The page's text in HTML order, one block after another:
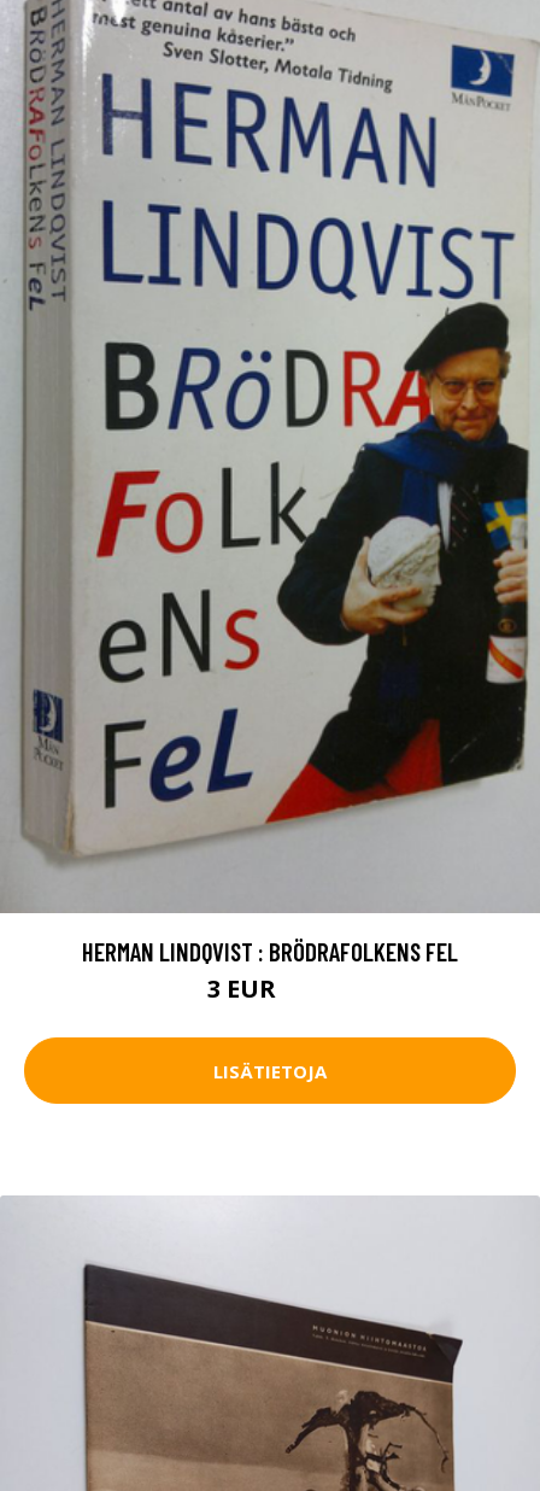
HERMAN LINDQVIST : BRÖDRAFOLKENS FEL
3 EUR
LISÄTIETOJA